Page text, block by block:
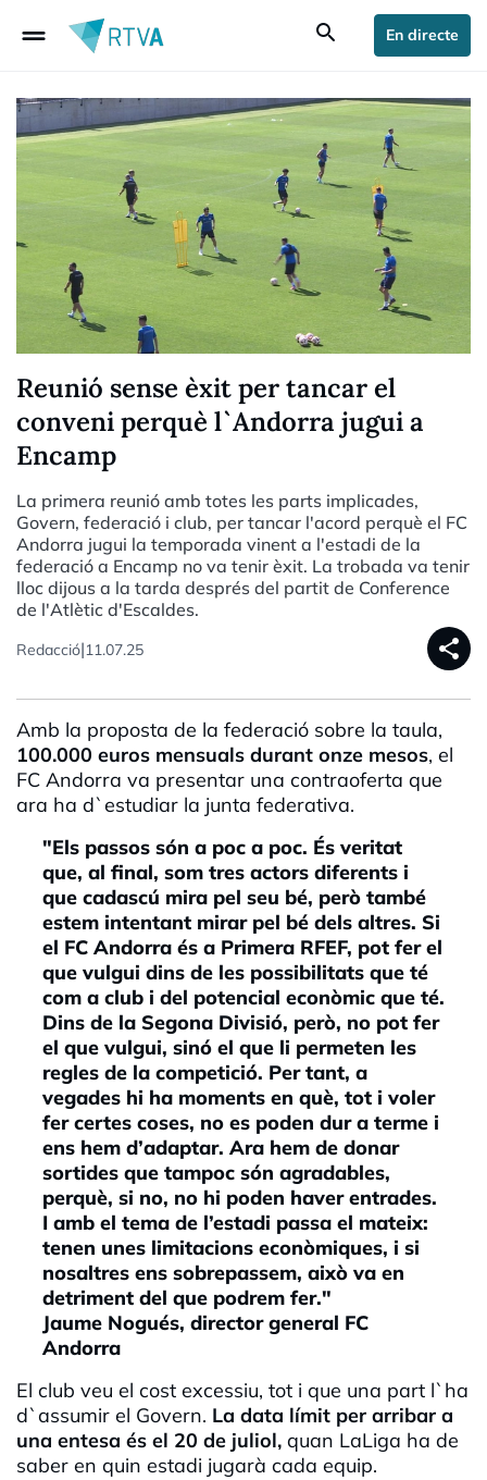
drag_handle search En directe
Reunió sense èxit per tancar el
conveni perquè l`Andorra jugui a
Encamp
La primera reunió amb totes les parts implicades,
Govern, federació i club, per tancar l'acord perquè el FC
Andorra jugui la temporada vinent a l'estadi de la
federació a Encamp no va tenir èxit. La trobada va tenir
lloc dijous a la tarda després del partit de Conference
de l'Atlètic d'Escaldes.
Redacció|11.07.25 share
Amb la proposta de la federació sobre la taula,
100.000 euros mensuals durant onze mesos, el
FC Andorra va presentar una contraoferta que
ara ha d`estudiar la junta federativa.
"Els passos són a poc a poc. És veritat
que, al final, som tres actors diferents i
que cadascú mira pel seu bé, però també
estem intentant mirar pel bé dels altres. Si
el FC Andorra és a Primera RFEF, pot fer el
que vulgui dins de les possibilitats que té
com a club i del potencial econòmic que té.
Dins de la Segona Divisió, però, no pot fer
el que vulgui, sinó el que li permeten les
regles de la competició. Per tant, a
vegades hi ha moments en què, tot i voler
fer certes coses, no es poden dur a terme i
ens hem d’adaptar. Ara hem de donar
sortides que tampoc són agradables,
perquè, si no, no hi poden haver entrades.
I amb el tema de l’estadi passa el mateix:
tenen unes limitacions econòmiques, i si
nosaltres ens sobrepassem, això va en
detriment del que podrem fer."
Jaume Nogués, director general FC
Andorra
El club veu el cost excessiu, tot i que una part l`ha
d`assumir el Govern. La data límit per arribar a
una entesa és el 20 de juliol, quan LaLiga ha de
saber en quin estadi jugarà cada equip.